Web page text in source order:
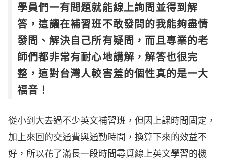
學員們一有問題就能線上詢問並得到解
答，這讓在補習班不敢發問的我能夠盡情
發問、解決自己所有疑問，而且專業的老
師們都非常有耐心地講解，解答也很完
整，這對台灣人較害羞的個性真的是一大
福音！
從小到大去過不少英文補習班，但因上課時間固定，
加上來回的交通費與通勤時間，換算下來的效益不
好，所以花了滿長一段時間尋覓線上英文學習的機